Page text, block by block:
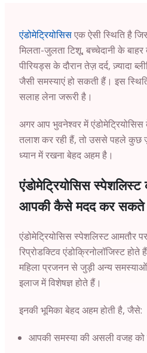
एंडोमेट्रियोसिसएक ऐसी स्थिति है
मिलता-जुलता टिशू, बच्चेदानी के
पीरियड्स के दौरान तेज़ दर्द, ज़्यादा
जैसी समस्याएं हो सकती हैं। इस
सलाह लेना जरूरी है।
अगर आप भुवनेश्वर में
तलाश कर रही हैं, तो उससे पहले कुछ
ध्यान में रखना बेहद अहम है।
एंडोमेट्रियोसिस
आपकी कैसे मदद कर सकते
एंडोमेट्रियोसिस स्पेशलिस्ट आमतौर
रिप्रोडक्टिव एंडोक्रिनोलॉजिस्ट
महिला प्रजनन से जुड़ी अन्य
इलाज में विशेषज्ञ होते हैं।
इनकी भूमिका बेहद अहम होती है, जैसे:
आपकी समस्या की असली वजह को